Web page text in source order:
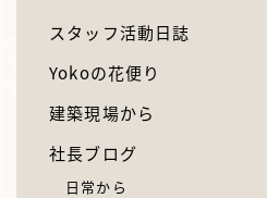
スタッフ活動日誌
Yokoの花便り
建築現場から
社長ブログ
日常から